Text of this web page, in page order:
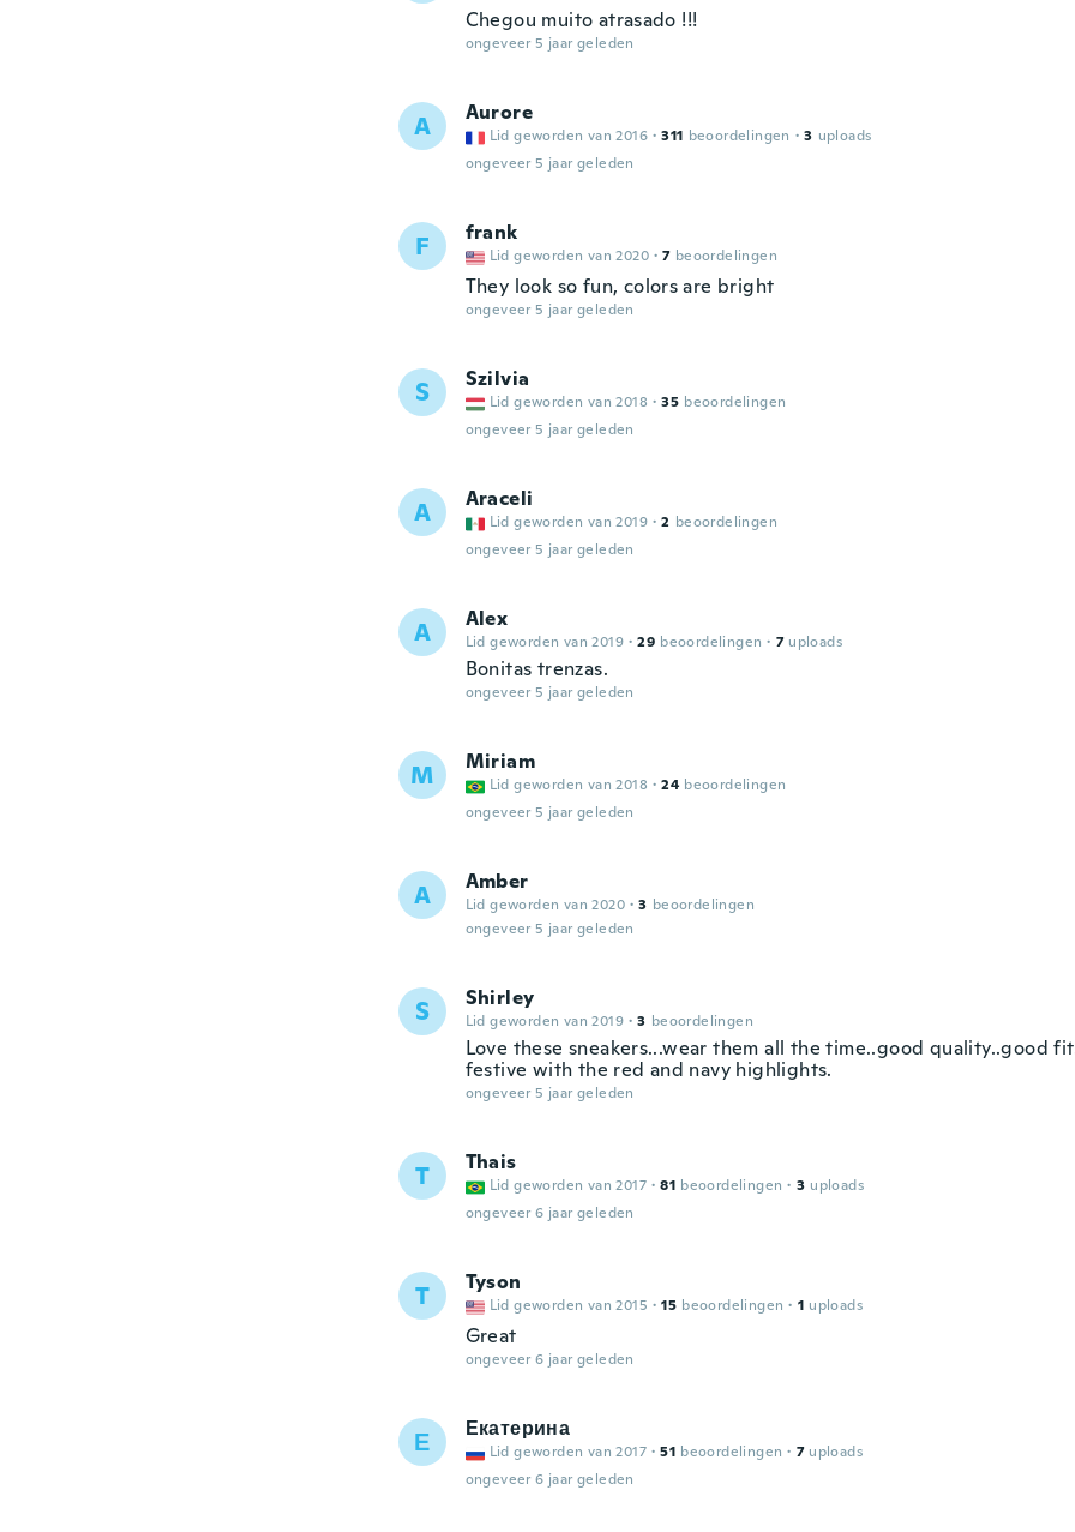
Chegou muito atrasado !!!
ongeveer 5 jaar geleden
A Aurore
Lid geworden van 2016 · 311 beoordelingen · 3 uploads
ongeveer 5 jaar geleden
F frank
Lid geworden van 2020 · 7 beoordelingen
They look so fun, colors are bright
ongeveer 5 jaar geleden
S Szilvia
Lid geworden van 2018 · 35 beoordelingen
ongeveer 5 jaar geleden
A Araceli
Lid geworden van 2019 · 2 beoordelingen
ongeveer 5 jaar geleden
A Alex
Lid geworden van 2019 · 29 beoordelingen · 7 uploads
Bonitas trenzas.
ongeveer 5 jaar geleden
M Miriam
Lid geworden van 2018 · 24 beoordelingen
ongeveer 5 jaar geleden
A Amber
Lid geworden van 2020 · 3 beoordelingen
ongeveer 5 jaar geleden
S Shirley
Lid geworden van 2019 · 3 beoordelingen
Love these sneakers...wear them all the time..good quality..good
festive with the red and navy highlights.
ongeveer 5 jaar geleden
T Thais
Lid geworden van 2017 · 81 beoordelingen · 3 uploads
ongeveer 6 jaar geleden
T Tyson
Lid geworden van 2015 · 15 beoordelingen · 1 uploads
Great
ongeveer 6 jaar geleden
Е Екатерина
Lid geworden van 2017 · 51 beoordelingen · 7 uploads
ongeveer 6 jaar geleden